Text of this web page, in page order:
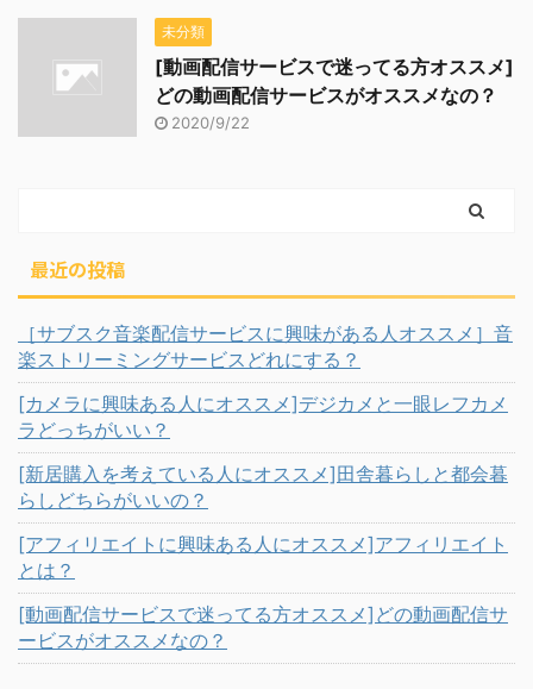
未分類
[動画配信サービスで迷ってる方オススメ]
どの動画配信サービスがオススメなの？
2020/9/22
最近の投稿
［サブスク音楽配信サービスに興味がある人オススメ］音
楽ストリーミングサービスどれにする？
[カメラに興味ある人にオススメ]デジカメと一眼レフカメ
ラどっちがいい？
[新居購入を考えている人にオススメ]田舎暮らしと都会暮
らしどちらがいいの？
[アフィリエイトに興味ある人にオススメ]アフィリエイト
とは？
[動画配信サービスで迷ってる方オススメ]どの動画配信サ
ービスがオススメなの？